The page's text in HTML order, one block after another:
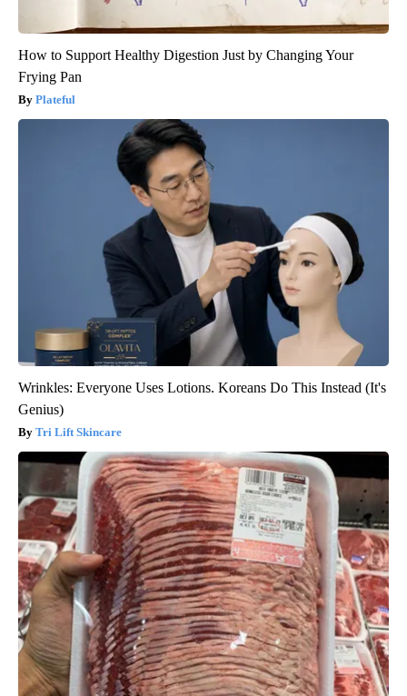
How to Support Healthy Digestion Just by Changing Your
Frying Pan
Plateful
Wrinkles: Everyone Uses Lotions. Koreans Do This Instead (It's
Genius)
Tri Lift Skincare